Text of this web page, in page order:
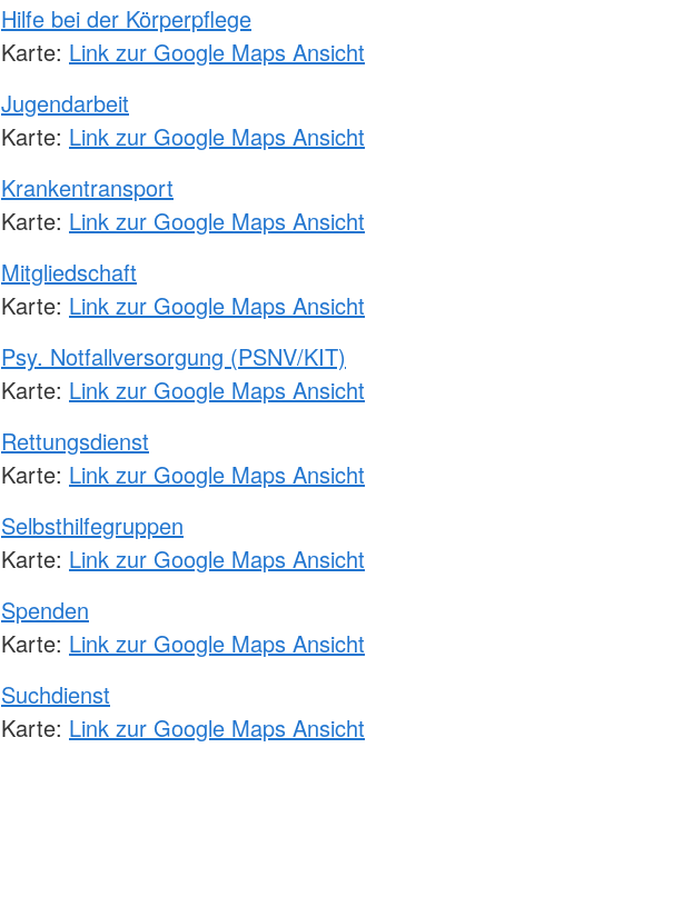
Hilfe bei der Körperpflege
Karte: Link zur Google Maps Ansicht
Jugendarbeit
Karte: Link zur Google Maps Ansicht
Krankentransport
Karte: Link zur Google Maps Ansicht
Mitgliedschaft
Karte: Link zur Google Maps Ansicht
Psy. Notfallversorgung (PSNV/KIT)
Karte: Link zur Google Maps Ansicht
Rettungsdienst
Karte: Link zur Google Maps Ansicht
Selbsthilfegruppen
Karte: Link zur Google Maps Ansicht
Spenden
Karte: Link zur Google Maps Ansicht
Suchdienst
Karte: Link zur Google Maps Ansicht